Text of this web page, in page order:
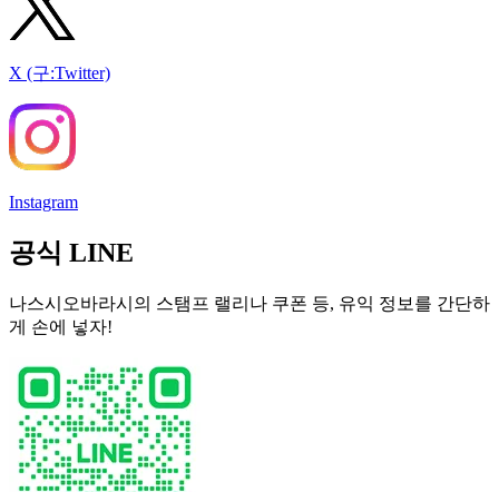
X (구:Twitter)
Instagram
공식 LINE
나스시오바라시의 스탬프 랠리나 쿠폰 등, 유익 정보를 간단하
게 손에 넣자!